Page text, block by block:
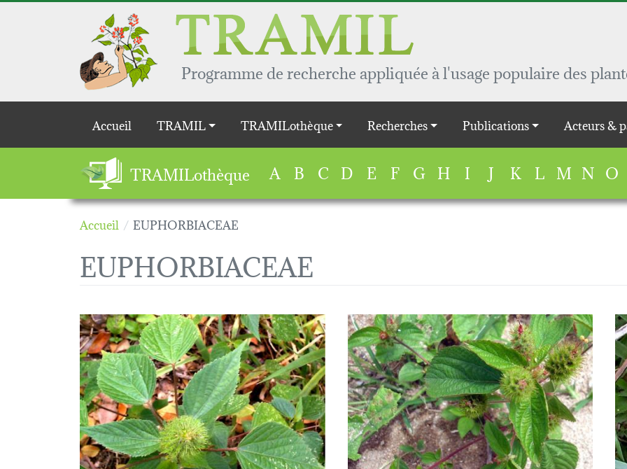
Aller au contenu principal
Programme de recherche appliquée à l'usage populaire des
Main navigation
Accueil TRAMIL TRAMILothèque Recherches Publications Acteurs &
TRAMILothèque A B C D E F G H I J K L M N O
Accueil EUPHORBIACEAE
EUPHORBIACEAE